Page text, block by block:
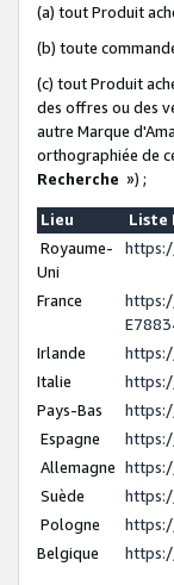
(a) tout Produit
(b) toute
(c) tout Produit
des offres ou des
autre Marque
orthographiée de
Recherche ») ;
Lieu
Liste
Royaume-
Uni
France
Irlande
Italie
Pays-Bas
Espagne
Allemagne
Suède
Pologne
Belgique